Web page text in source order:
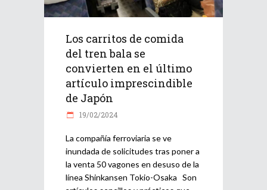
Los carritos de comida
del tren bala se
convierten en el último
artículo imprescindible
de Japón
19/02/2024
La compañía ferroviaria se ve
inundada de solicitudes tras poner a
la venta 50 vagones en desuso de la
línea Shinkansen Tokio-Osaka Son